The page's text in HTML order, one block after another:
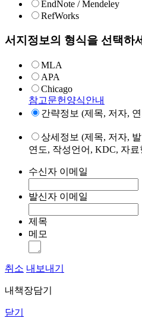
EndNote / Mendeley
RefWorks
서지정보의 형식을 선택하
MLA
APA
Chicago
참고문헌양식안내
간략정보 (제목, 저자,
상세정보 (제목, 저자,
연도, 작성언어, KDC, 자
수신자 이메일
발신자 이메일
제목
메모
취소 내보내기
내책장담기
닫기